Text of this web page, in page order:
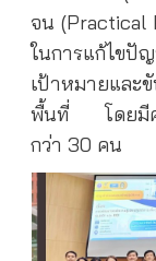
จน (Practical
ในการแก้ไขปั
เป้าหมายและ
พื้นที่ โดยมีคณ
กว่า 30 คน